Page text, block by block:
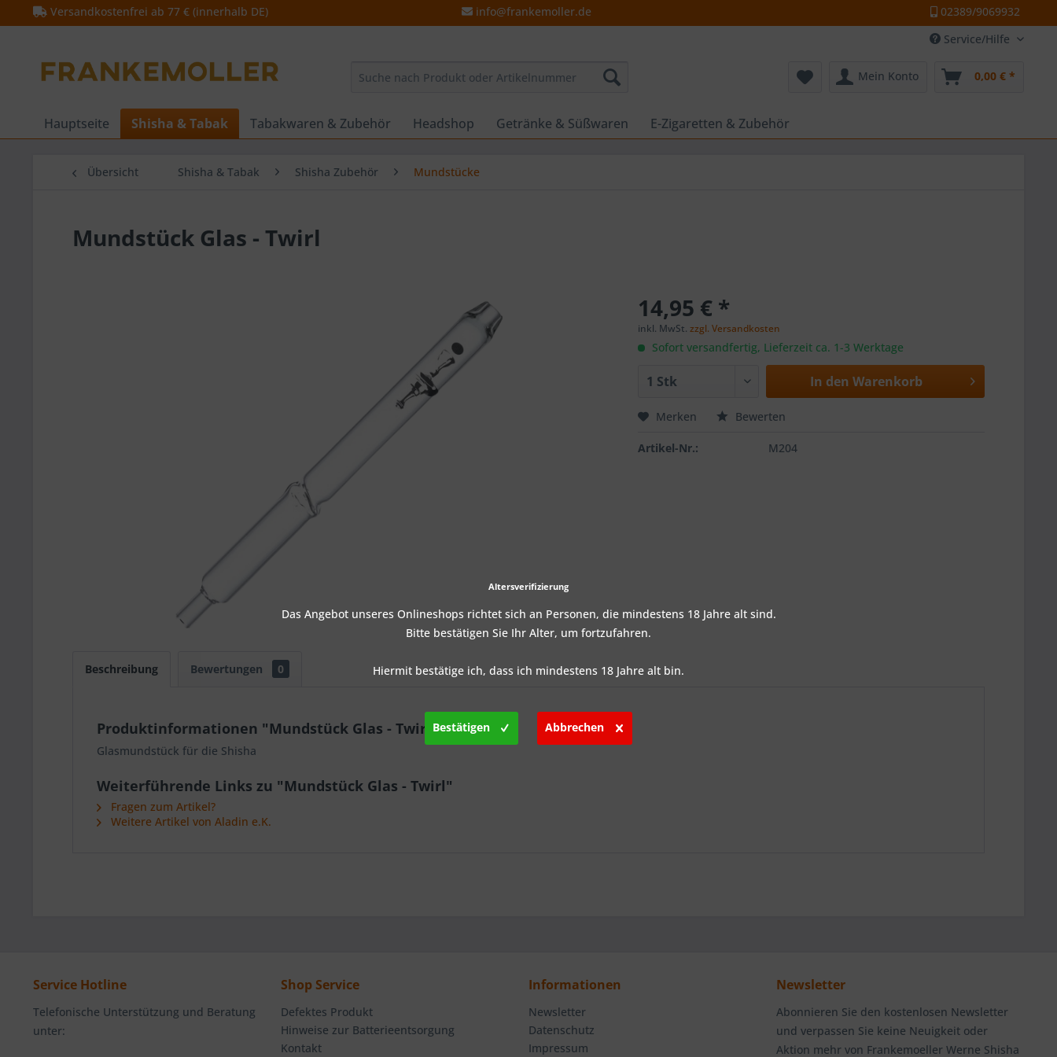
Versandkostenfrei ab 77 € (innerhalb DE) info@frankemoller.de
02389/9069932
Service/Hilfe
Mein Konto 0,00 € *
Hauptseite Shisha & Tabak Tabakwaren & Zubehör Headshop Getränke & Süßwaren E-Zigaretten & Zubehör
Übersicht Shisha & Tabak Shisha Zubehör Mundstücke
Mundstück Glas - Twirl
14,95 € *
inkl. MwSt.zzgl. Versandkosten
Sofort versandfertig, Lieferzeit ca. 1-3 Werktage
In den Warenkorb
Merken Bewerten
Artikel-Nr.: M204
Beschreibung Bewertungen 0
Produktinformationen "Mundstück Glas - Twirl"
Glasmundstück für die Shisha
Weiterführende Links zu "Mundstück Glas - Twirl"
Fragen zum Artikel?
Weitere Artikel von Aladin e.K.
Service Hotline
Telefonische Unterstützung und Beratung
unter:
Shop Service
Defektes Produkt
Hinweise zur Batterieentsorgung
Kontakt
Informationen
Newsletter
Datenschutz
Impressum
Newsletter
Abonnieren Sie den kostenlosen Newsletter
und verpassen Sie keine Neuigkeit oder
Aktion mehr von Frankemoeller Werne Shisha
Altersverifizierung
Das Angebot unseres Onlineshops richtet sich an Personen, die mindestens 18 Jahre alt sind.
Bitte bestätigen Sie Ihr Alter, um fortzufahren.
Hiermit bestätige ich, dass ich mindestens 18 Jahre alt bin.
Bestätigen Abbrechen